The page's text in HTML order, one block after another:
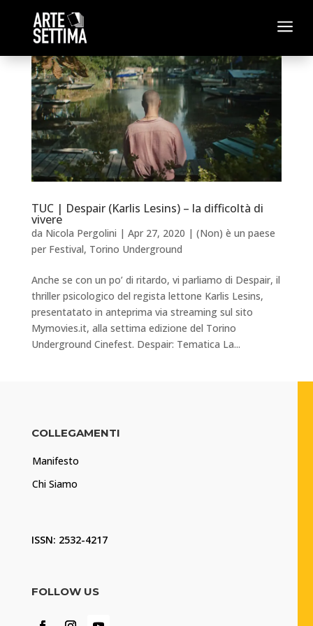
a
TUC | Despair (Karlis Lesins) – la difficoltà di
vivere
da Nicola Pergolini | Apr 27, 2020 | (Non) è un paese
per Festival, Torino Underground
Anche se con un po’ di ritardo, vi parliamo di Despair, il
thriller psicologico del regista lettone Karlis Lesins,
presentatato in anteprima via streaming sul sito
Mymovies.it, alla settima edizione del Torino
Underground Cinefest. Despair: Tematica La...
COLLEGAMENTI
Manifesto
Chi Siamo
ISSN: 2532-4217
FOLLOW US